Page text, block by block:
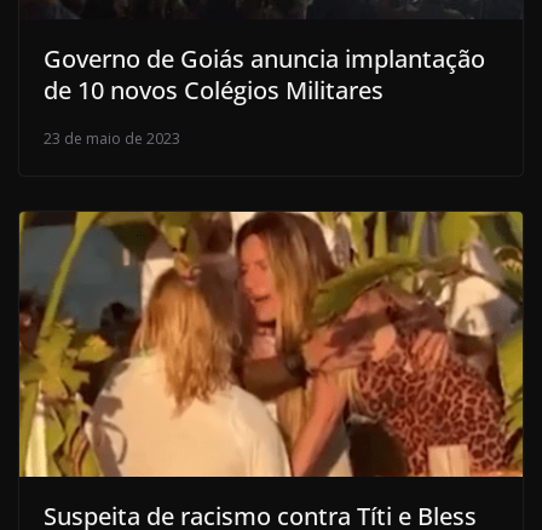
Governo de Goiás anuncia implantação
de 10 novos Colégios Militares
23 de maio de 2023
Suspeita de racismo contra Títi e Bless